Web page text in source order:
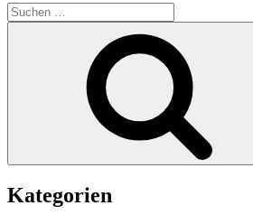
Suche
nach:
Kategorien